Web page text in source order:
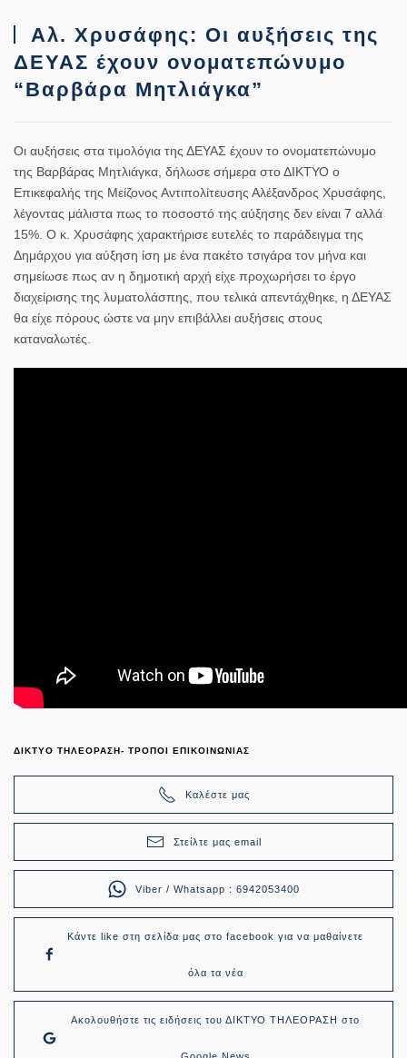
Αλ. Χρυσάφης: Οι αυξήσεις της
ΔΕΥΑΣ έχουν ονοματεπώνυμο
“Βαρβάρα Μητλιάγκα”
Οι αυξήσεις στα τιμολόγια της ΔΕΥΑΣ έχουν το ονοματεπώνυμο
της Βαρβάρας Μητλιάγκα, δήλωσε σήμερα στο ΔΙΚΤΥΟ ο
Επικεφαλής της Μείζονος Αντιπολίτευσης Αλέξανδρος Χρυσάφης,
λέγοντας μάλιστα πως το ποσοστό της αύξησης δεν είναι 7 αλλά
15%. Ο κ. Χρυσάφης χαρακτήρισε ευτελές το παράδειγμα της
Δημάρχου για αύξηση ίση με ένα πακέτο τσιγάρα τον μήνα και
σημείωσε πως αν η δημοτική αρχή είχε προχωρήσει το έργο
διαχείρισης της λυματολάσπης, που τελικά απεντάχθηκε, η ΔΕΥΑΣ
θα είχε πόρους ώστε να μην επιβάλλει αυξήσεις στους
καταναλωτές.
ΔΙΚΤΥΟ ΤΗΛΕΟΡΑΣΗ- ΤΡΟΠΟΙ ΕΠΙΚΟΙΝΩΝΙΑΣ
Καλέστε μας
Στείλτε μας email
Viber / Whatsapp : 6942053400
Κάντε like στη σελίδα μας στο facebook για να μαθαίνετε
όλα τα νέα
Ακολουθήστε τις ειδήσεις του ΔΙΚΤΥΟ ΤΗΛΕΟΡΑΣΗ στο